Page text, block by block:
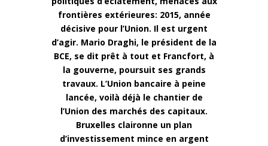
frontières extérieures: 2015, année
décisive pour l’Union. Il est urgent
d’agir. Mario Draghi, le président de la
BCE, se dit prêt à tout et Francfort, à
la gouverne, poursuit ses grands
travaux. L’Union bancaire à peine
lancée, voilà déjà le chantier de
l’Union des marchés des capitaux.
Bruxelles claironne un plan
d’investissement mince en argent